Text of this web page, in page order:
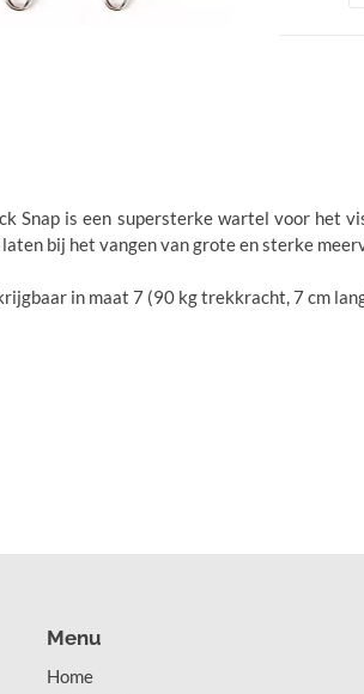
Snap is een supersterke wartel voor het
bij het vangen van grote en sterke
in maat 7 (90 kg trekkracht, 7 cm
Menu
Home